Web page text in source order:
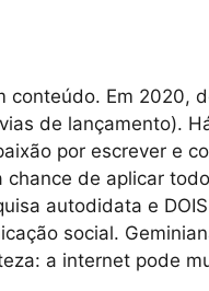
conteúdo. Em 2020,
de lançamento).
por escrever e
chance de aplicar
autodidata e
social.
a internet pode